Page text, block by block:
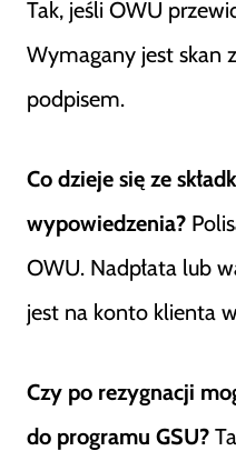
Tak, jeśli OWU
Wymagany jest skan
podpisem.
Co dzieje się ze
wypowiedzenia?
OWU. Nadpłata lub
jest na konto klienta
Czy po rezygnacji
do programu GSU?